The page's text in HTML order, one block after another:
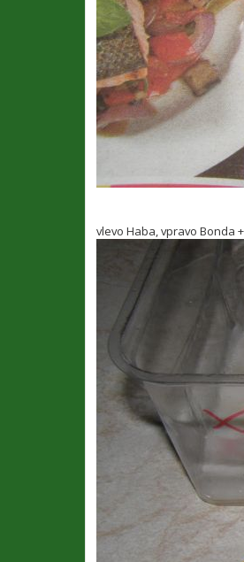
vlevo Haba, vpravo Bonda